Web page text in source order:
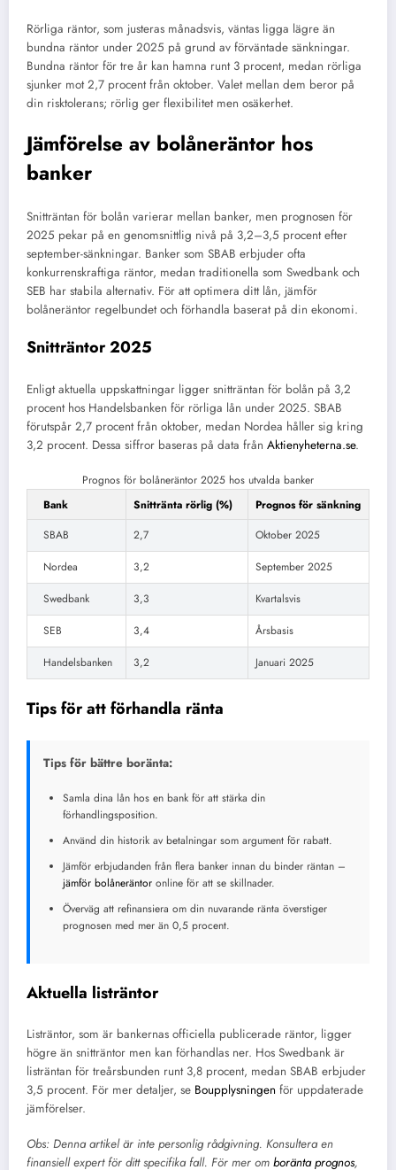
Rörliga räntor, som justeras månadsvis, väntas ligga lägre än
bundna räntor under 2025 på grund av förväntade sänkningar.
Bundna räntor för tre år kan hamna runt 3 procent, medan rörliga
sjunker mot 2,7 procent från oktober. Valet mellan dem beror på
din risktolerans; rörlig ger flexibilitet men osäkerhet.
Jämförelse av bolåneräntor hos
banker
Snitträntan för bolån varierar mellan banker, men prognosen för
2025 pekar på en genomsnittlig nivå på 3,2–3,5 procent efter
september-sänkningar. Banker som SBAB erbjuder ofta
konkurrenskraftiga räntor, medan traditionella som Swedbank och
SEB har stabila alternativ. För att optimera ditt lån, jämför
bolåneräntor regelbundet och förhandla baserat på din ekonomi.
Snitträntor 2025
Enligt aktuella uppskattningar ligger snitträntan för bolån på 3,2
procent hos Handelsbanken för rörliga lån under 2025. SBAB
förutspår 2,7 procent från oktober, medan Nordea håller sig kring
3,2 procent. Dessa siffror baseras på data från Aktienyheterna.se.
Prognos för bolåneräntor 2025 hos utvalda banker
Bank
Snittränta rörlig (%)
Prognos för sänkning
SBAB
2,7
Oktober 2025
Nordea
3,2
September 2025
Swedbank
3,3
Kvartalsvis
SEB
3,4
Årsbasis
Handelsbanken
3,2 Januari 2025
Tips för att förhandla ränta
Tips för bättre boränta:
Samla dina lån hos en bank för att stärka din
förhandlingsposition.
Använd din historik av betalningar som argument för rabatt.
Jämför erbjudanden från flera banker innan du binder räntan –
jämför bolåneräntor online för att se skillnader.
Överväg att refinansiera om din nuvarande ränta överstiger
prognosen med mer än 0,5 procent.
Aktuella listräntor
Listräntor, som är bankernas officiella publicerade räntor, ligger
högre än snitträntor men kan förhandlas ner. Hos Swedbank är
listräntan för treårsbunden runt 3,8 procent, medan SBAB erbjuder
3,5 procent. För mer detaljer, se Boupplysningen för uppdaterade
jämförelser.
Obs: Denna artikel är inte personlig rådgivning. Konsultera en
finansiell expert för ditt specifika fall. För mer om boränta prognos,